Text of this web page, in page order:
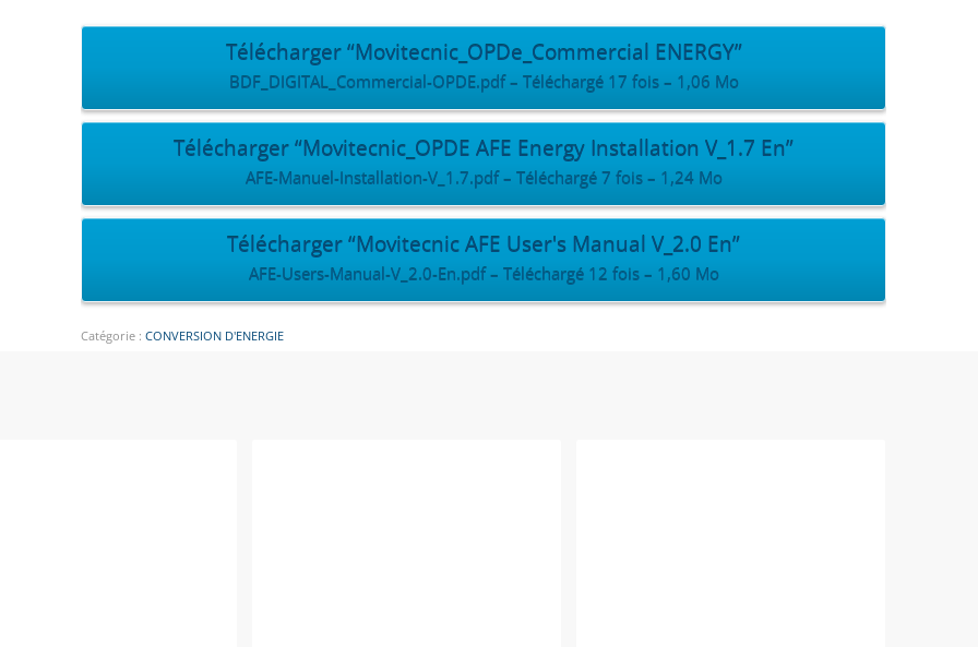
Télécharger “Movitecnic_OPDe_Commercial ENERGY”
BDF_DIGITAL_Commercial-OPDE.pdf – Téléchargé 17 fois – 1,06 Mo
Télécharger “Movitecnic_OPDE AFE Energy Installation V_1.7 En”
AFE-Manuel-Installation-V_1.7.pdf – Téléchargé 7 fois – 1,24 Mo
Télécharger “Movitecnic AFE User's Manual V_2.0 En”
AFE-Users-Manual-V_2.0-En.pdf – Téléchargé 12 fois – 1,60 Mo
Catégorie : CONVERSION D'ENERGIE